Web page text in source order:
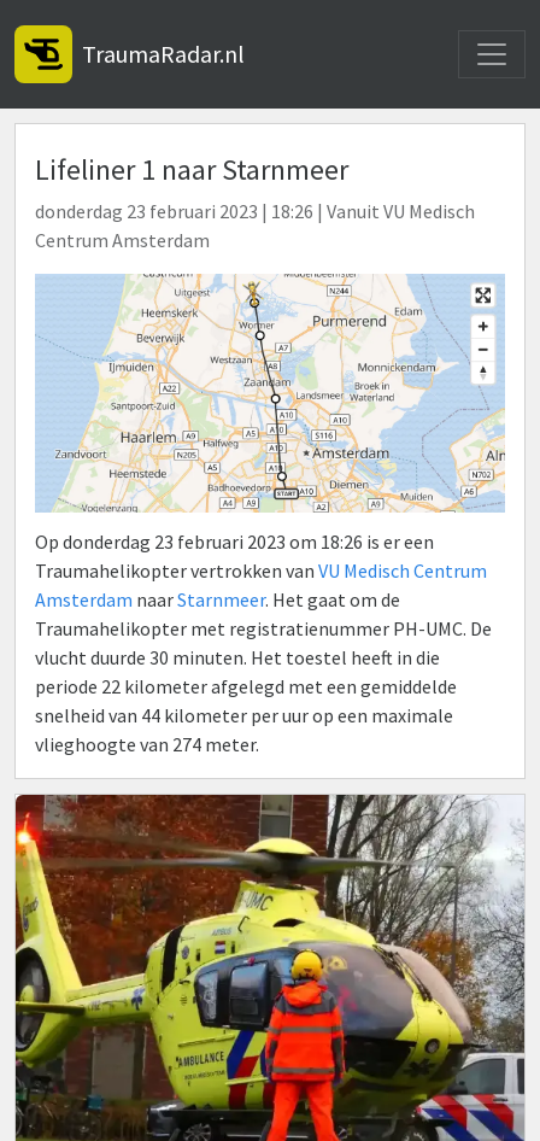
TraumaRadar.nl
Lifeliner 1 naar Starnmeer
donderdag 23 februari 2023 | 18:26 | Vanuit VU Medisch
Centrum Amsterdam
Op donderdag 23 februari 2023 om 18:26 is er een
Traumahelikopter vertrokken van VU Medisch Centrum
Amsterdam naarStarnmeer. Het gaat om de
Traumahelikopter met registratienummer PH-UMC. De
vlucht duurde 30 minuten. Het toestel heeft in die
periode 22 kilometer afgelegd met een gemiddelde
snelheid van 44 kilometer per uur op een maximale
vlieghoogte van 274 meter.